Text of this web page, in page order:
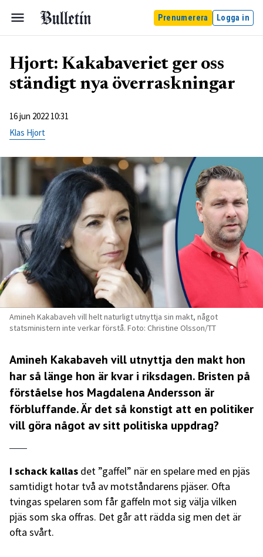
Prenumerera Logga in
Hjort: Kakabaveriet ger oss
ständigt nya överraskningar
16 jun 2022 10:31
Klas Hjort
Amineh Kakabaveh vill helt naturligt utnyttja sin makt, något
statsministern inte verkar förstå. Foto: Christine Olsson/TT
Amineh Kakabaveh vill utnyttja den makt hon
har så länge hon är kvar i riksdagen. Bristen på
förståelse hos Magdalena Andersson är
förbluffande. Är det så konstigt att en politiker
vill göra något av sitt politiska uppdrag?
I schack kallas det ”gaffel” när en spelare med en pjäs
samtidigt hotar två av motståndarens pjäser. Ofta
tvingas spelaren som får gaffeln mot sig välja vilken
pjäs som ska offras. Det går att rädda sig men det är
ofta svårt.